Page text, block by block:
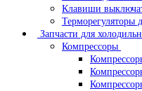
Клавиши
Терморегуляторы
Запчасти для
Компрессоры